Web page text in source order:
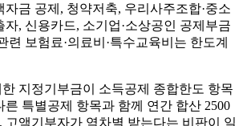
자금 공제, 청약저축, 우리사주조합·중소
, 신용카드, 소기업·소상공인 공제부금
련 보험료·의료비·특수교육비는 한도계
지정기부금이 소득공제 종합한도 항목
른 특별공제 항목과 함께 연간 합산 2500
고액기부자가 역차별 받는다는 비판이 일